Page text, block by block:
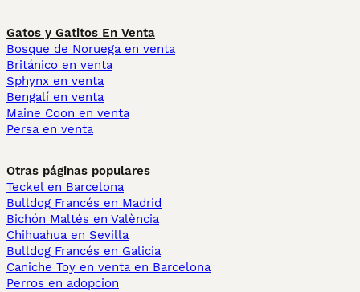
Gatos y Gatitos En Venta
Bosque de Noruega en venta
Británico en venta
Sphynx en venta
Bengalí en venta
Maine Coon en venta
Persa en venta
Otras páginas populares
Teckel en Barcelona
Bulldog Francés en Madrid
Bichón Maltés en València
Chihuahua en Sevilla
Bulldog Francés en Galicia
Caniche Toy en venta en Barcelona
Perros en adopcion